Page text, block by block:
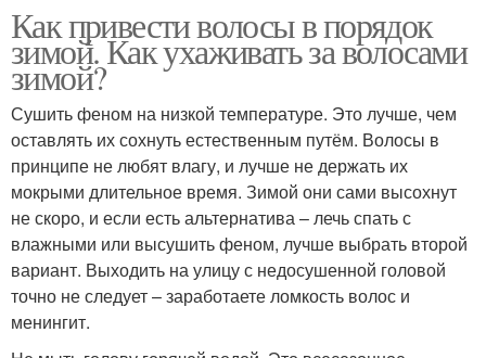
Как привести волосы в порядок
зимой. Как ухаживать за волосами
зимой?
Сушить феном на низкой температуре. Это лучше, чем
оставлять их сохнуть естественным путём. Волосы в
принципе не любят влагу, и лучше не держать их
мокрыми длительное время. Зимой они сами высохнут
не скоро, и если есть альтернатива – лечь спать с
влажными или высушить феном, лучше выбрать второй
вариант. Выходить на улицу с недосушенной головой
точно не следует – заработаете ломкость волос и
менингит.